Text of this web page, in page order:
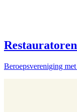
Beroepsvereniging